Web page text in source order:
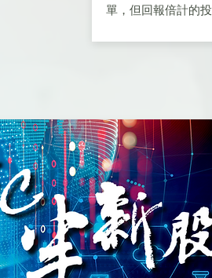
單，但回報倍計的投